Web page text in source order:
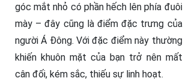
góc mắt nhỏ có phần hếch lên phía đuôi
mày – đây cũng là điểm đặc trưng của
người Á Đông. Với đặc điểm này thường
khiến khuôn mặt của bạn trở nên mất
cân đối, kém sắc, thiếu sự linh hoạt.